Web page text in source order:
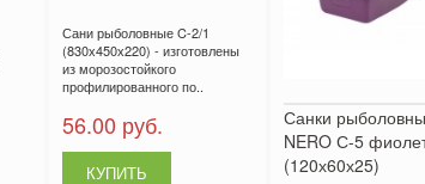
Сани рыболовные C-2/1
(830х450х220) - изготовлены
из морозостойкого
профилированного по..
56.00 руб.
Санки
NERO С-5
(120х60х25)